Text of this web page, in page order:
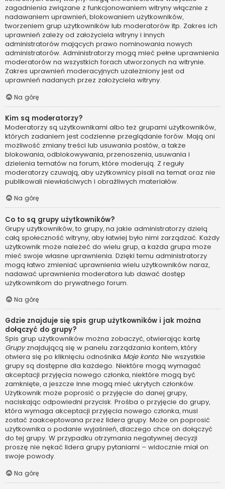
zagadnienia związane z funkcjonowaniem witryny włącznie z
nadawaniem uprawnień, blokowaniem użytkowników,
tworzeniem grup użytkowników lub moderatorów itp. Zakres ich
uprawnień zależy od założyciela witryny i innych
administratorów mających prawo nominowania nowych
administratorów. Administratorzy mogą mieć pełne uprawnienia
moderatorów na wszystkich forach utworzonych na witrynie.
Zakres uprawnień moderacyjnych uzależniony jest od
uprawnień nadanych przez założyciela witryny.
Na górę
Kim są moderatorzy?
Moderatorzy są użytkownikami albo też grupami użytkowników,
których zadaniem jest codzienne przeglądanie forów. Mają oni
możliwość zmiany treści lub usuwania postów, a także
blokowania, odblokowywania, przenoszenia, usuwania i
dzielenia tematów na forum, które moderują. Z reguły
moderatorzy czuwają, aby użytkownicy pisali na temat oraz nie
publikowali niewłaściwych i obraźliwych materiałów.
Na górę
Co to są grupy użytkowników?
Grupy użytkowników, to grupy, na jakie administratorzy dzielą
całą społeczność witryny, aby łatwiej było nimi zarządzać. Każdy
użytkownik może należeć do wielu grup, a każda grupa może
mieć swoje własne uprawnienia. Dzięki temu administratorzy
mogą łatwo zmieniać uprawnienia wielu użytkowników naraz,
nadawać uprawnienia moderatora lub dawać dostęp
użytkownikom do prywatnego forum.
Na górę
Gdzie znajduje się spis grup użytkowników i jak można
dołączyć do grupy?
Spis grup użytkowników można zobaczyć, otwierając kartę
Grupyznajdującą się w panelu zarządzania kontem, który
otwiera się po kliknięciu odnośnika Moje konto. Nie wszystkie
grupy są dostępne dla każdego. Niektóre mogą wymagać
akceptacji przyjęcia nowego członka, niektóre mogą być
zamknięte, a jeszcze inne mogą mieć ukrytych członków.
Użytkownik może poprosić o przyjęcie do danej grupy,
naciskając odpowiedni przycisk. Prośba o przyjęcie do grupy,
która wymaga akceptacji przyjęcia nowego członka, musi
zostać zaakceptowana przez lidera grupy. Może on poprosić
użytkownika o podanie wyjaśnień, dlaczego chce on dołączyć
do tej grupy. W przypadku otrzymania negatywnej decyzji
proszę nie nękać lidera grupy pytaniami – widocznie miał on
swoje powody.
Na górę